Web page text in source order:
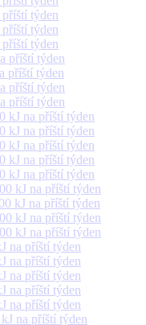
týden
týden
týden
příští týden
příští týden
příští týden
příští týden
kJ na příští týden
kJ na příští týden
kJ na příští týden
kJ na příští týden
kJ na příští týden
kJ na příští týden
kJ na příští týden
kJ na příští týden
kJ na příští týden
na příští týden
na příští týden
na příští týden
na příští týden
na příští týden
na příští týden